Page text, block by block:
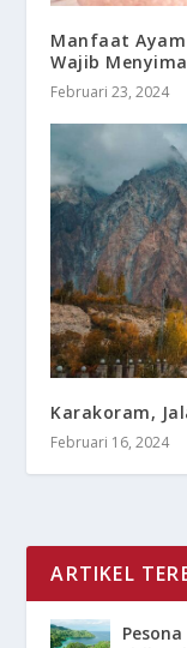
Manfaat
Wajib
Februari 23, 2024
Karakoram,
Februari 16, 2024
ARTIKEL